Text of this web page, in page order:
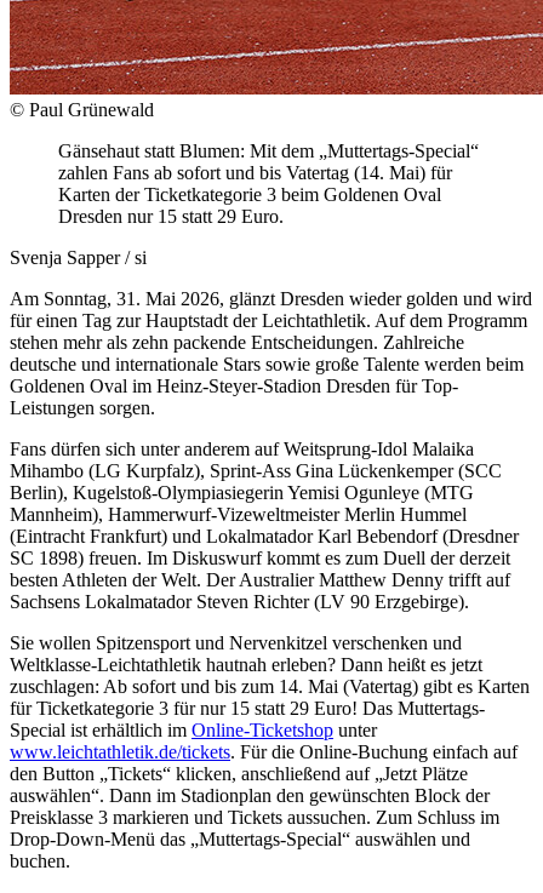
© Paul Grünewald
Gänsehaut statt Blumen: Mit dem „Muttertags-Special“
zahlen Fans ab sofort und bis Vatertag (14. Mai) für
Karten der Ticketkategorie 3 beim Goldenen Oval
Dresden nur 15 statt 29 Euro.
Svenja Sapper / si
Am Sonntag, 31. Mai 2026, glänzt Dresden wieder golden und wird
für einen Tag zur Hauptstadt der Leichtathletik. Auf dem Programm
stehen mehr als zehn packende Entscheidungen. Zahlreiche
deutsche und internationale Stars sowie große Talente werden beim
Goldenen Oval im Heinz-Steyer-Stadion Dresden für Top-
Leistungen sorgen.
Fans dürfen sich unter anderem auf Weitsprung-Idol Malaika
Mihambo (LG Kurpfalz), Sprint-Ass Gina Lückenkemper (SCC
Berlin), Kugelstoß-Olympiasiegerin Yemisi Ogunleye (MTG
Mannheim), Hammerwurf-Vizeweltmeister Merlin Hummel
(Eintracht Frankfurt) und Lokalmatador Karl Bebendorf (Dresdner
SC 1898) freuen. Im Diskuswurf kommt es zum Duell der derzeit
besten Athleten der Welt. Der Australier Matthew Denny trifft auf
Sachsens Lokalmatador Steven Richter (LV 90 Erzgebirge).
Sie wollen Spitzensport und Nervenkitzel verschenken und
Weltklasse-Leichtathletik hautnah erleben? Dann heißt es jetzt
zuschlagen: Ab sofort und bis zum 14. Mai (Vatertag) gibt es Karten
für Ticketkategorie 3 für nur 15 statt 29 Euro! Das Muttertags-
Special ist erhältlich im Online-Ticketshop unter
www.leichtathletik.de/tickets. Für die Online-Buchung einfach auf
den Button „Tickets“ klicken, anschließend auf „Jetzt Plätze
auswählen“. Dann im Stadionplan den gewünschten Block der
Preisklasse 3 markieren und Tickets aussuchen. Zum Schluss im
Drop-Down-Menü das „Muttertags-Special“ auswählen und
buchen.